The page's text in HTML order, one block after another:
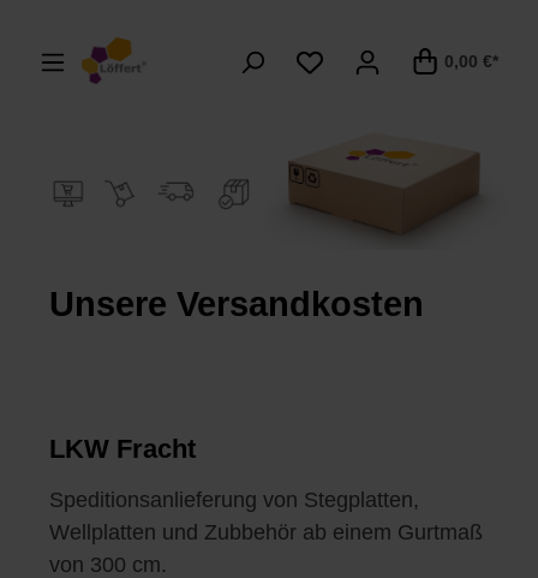
0,00 €*
Unsere Versandkosten
LKW Fracht
Speditionsanlieferung von Stegplatten,
Wellplatten und Zubbehör ab einem Gurtmaß
von 300 cm.